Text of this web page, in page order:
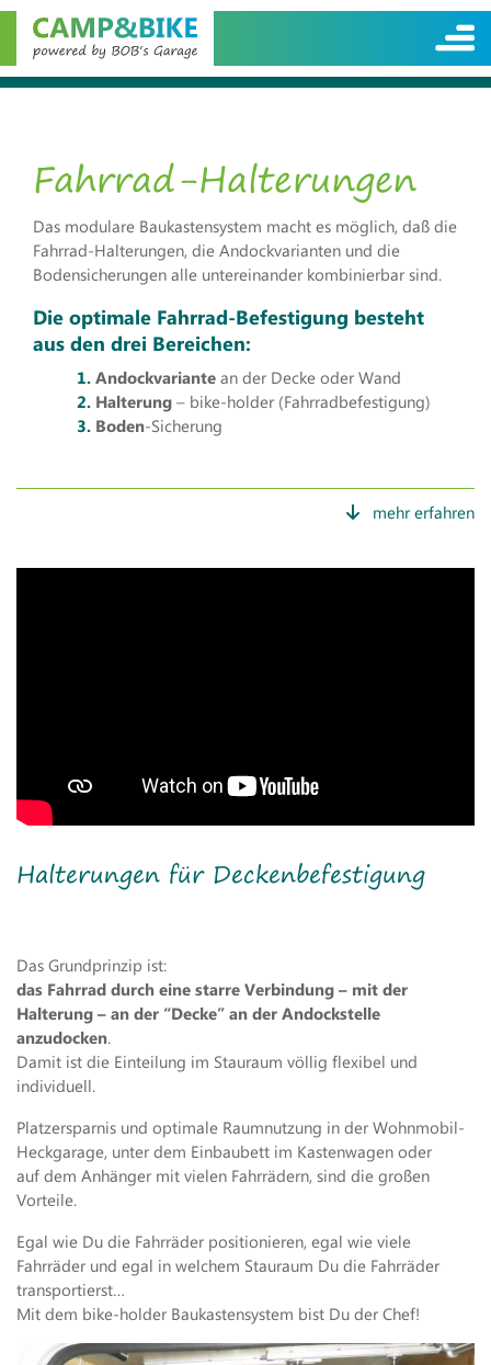
Fahrrad-Halterungen
Das modulare Baukastensystem macht es möglich, daß die
Fahrrad-Halterungen, die Andockvarianten und die
Bodensicherungen alle untereinander kombinierbar sind.
Die optimale Fahrrad-Befestigung besteht
aus den drei Bereichen:
Andockvariante an der Decke oder Wand
Halterung – bike-holder (Fahrradbefestigung)
Boden-Sicherung
Halterungen für Deckenbefestigung
Das Grundprinzip ist:
das Fahrrad durch eine starre Verbindung – mit der
Halterung – an der “Decke” an der Andockstelle
anzudocken.
Damit ist die Einteilung im Stauraum völlig flexibel und
individuell.
Platzersparnis und optimale Raumnutzung in der Wohnmobil-
Heckgarage, unter dem Einbaubett im Kastenwagen oder
auf dem Anhänger mit vielen Fahrrädern, sind die großen
Vorteile.
Egal wie Du die Fahrräder positionieren, egal wie viele
Fahrräder und egal in welchem Stauraum Du die Fahrräder
transportierst…
Mit dem bike-holder Baukastensystem bist Du der Chef!